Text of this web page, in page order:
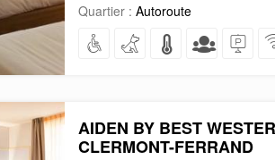
Quartier : Autoroute
AIDEN BY BEST
CLERMONT-FERRAND